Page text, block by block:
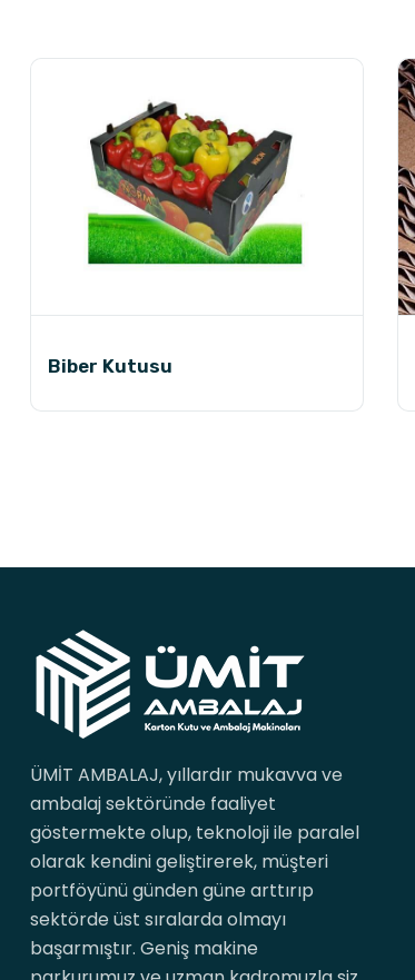
Biber Kutusu
ÜMİT AMBALAJ, yıllardır mukavva ve
ambalaj sektöründe faaliyet
göstermekte olup, teknoloji ile paralel
olarak kendini geliştirerek, müşteri
portföyünü günden güne arttırıp
sektörde üst sıralarda olmayı
başarmıştır. Geniş makine